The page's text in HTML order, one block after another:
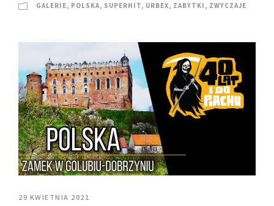
GALERIE, POLSKA, SUPERHIT, URBEX, ZABYTKI , ZWYCZAJE
29 KWIETNIA 2021